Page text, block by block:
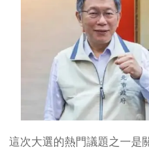
這次大選的熱門議題之一是